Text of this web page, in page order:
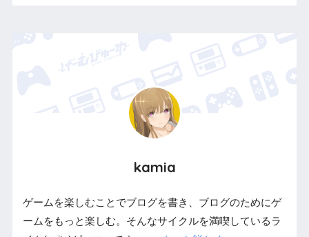
kamia
ゲームを楽しむことでブログを書き、ブログのためにゲ
ームをもっと楽しむ。そんなサイクルを満喫しているラ